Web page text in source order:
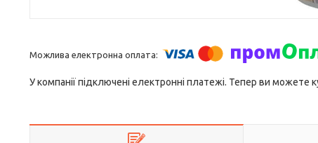
У компанії підключені електронні платежі. Тепер ви